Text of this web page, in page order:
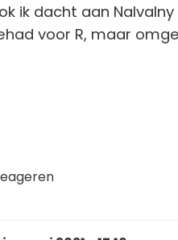
ik dacht aan
voor R, maar